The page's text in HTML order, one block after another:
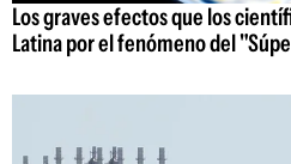
Los graves efectos que los
Latina por el fenómeno del